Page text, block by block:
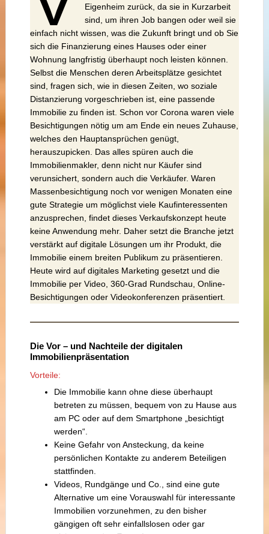
Eigenheim zurück, da sie in Kurzarbeit
sind, um ihren Job bangen oder weil sie
einfach nicht wissen, was die Zukunft bringt und ob Sie
sich die Finanzierung eines Hauses oder einer
Wohnung langfristig überhaupt noch leisten können.
Selbst die Menschen deren Arbeitsplätze gesichtet
sind, fragen sich, wie in diesen Zeiten, wo soziale
Distanzierung vorgeschrieben ist, eine passende
Immobilie zu finden ist. Schon vor Corona waren viele
Besichtigungen nötig um am Ende ein neues Zuhause,
welches den Hauptansprüchen genügt,
herauszupicken. Das alles spüren auch die
Immobilienmakler, denn nicht nur Käufer sind
verunsichert, sondern auch die Verkäufer. Waren
Massenbesichtigung noch vor wenigen Monaten eine
gute Strategie um möglichst viele Kaufinteressenten
anzusprechen, findet dieses Verkaufskonzept heute
keine Anwendung mehr. Daher setzt die Branche jetzt
verstärkt auf digitale Lösungen um ihr Produkt, die
Immobilie einem breiten Publikum zu präsentieren.
Heute wird auf digitales Marketing gesetzt und die
Immobilie per Video, 360-Grad Rundschau, Online-
Besichtigungen oder Videokonferenzen präsentiert.
Die Vor – und Nachteile der digitalen
Immobilienpräsentation
Vorteile:
Die Immobilie kann ohne diese überhaupt
betreten zu müssen, bequem von zu Hause aus
am PC oder auf dem Smartphone „besichtigt
werden“.
Keine Gefahr von Ansteckung, da keine
persönlichen Kontakte zu anderem Beteiligen
stattfinden.
Videos, Rundgänge und Co., sind eine gute
Alternative um eine Vorauswahl für interessante
Immobilien vorzunehmen, zu den bisher
gängigen oft sehr einfallslosen oder gar